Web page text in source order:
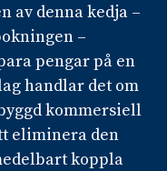
av denna kedja –
–
pengar på en
handlar det om
kommersiell
eliminera den
koppla